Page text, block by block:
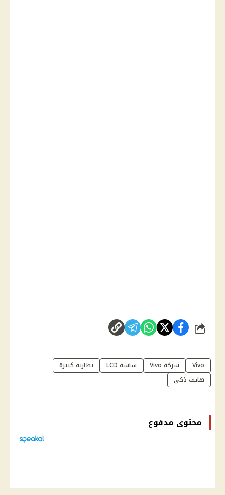
شارك
Vivo شركة Vivo شاشة LCD
بطارية كبيرة
هاتف ذكي
محتوى مدفوع